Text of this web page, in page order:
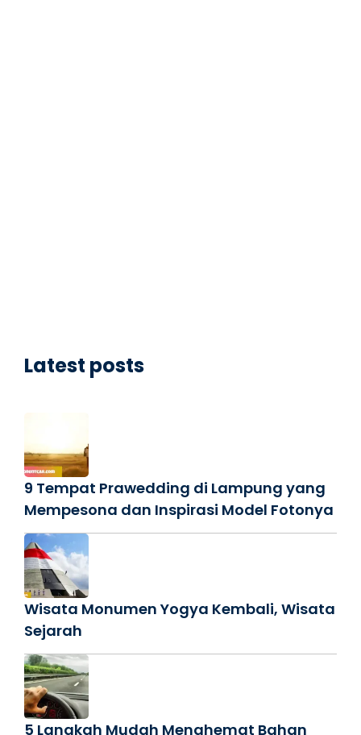
Latest posts
9 Tempat Prawedding di Lampung yang
Mempesona dan Inspirasi Model Fotonya
Wisata Monumen Yogya Kembali, Wisata
Sejarah
5 Langkah Mudah Menghemat Bahan